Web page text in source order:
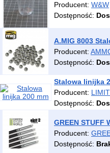
Producent: W&W
Dostępność:
A.MIG 8003
Producent:
Dostępność:
Stalowa linijka
Producent: LIMIT
Dostępność:
GREEN STUFF
Producent:
Dostępność: